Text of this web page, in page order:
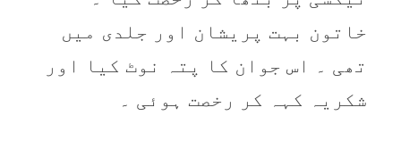
خاتون بہت پریشان اور جلدی میں
تھی ۔ اس جوان کا پتہ نوٹ کیا اور
شکریہ کہہ کر رخصت ہوئی ۔